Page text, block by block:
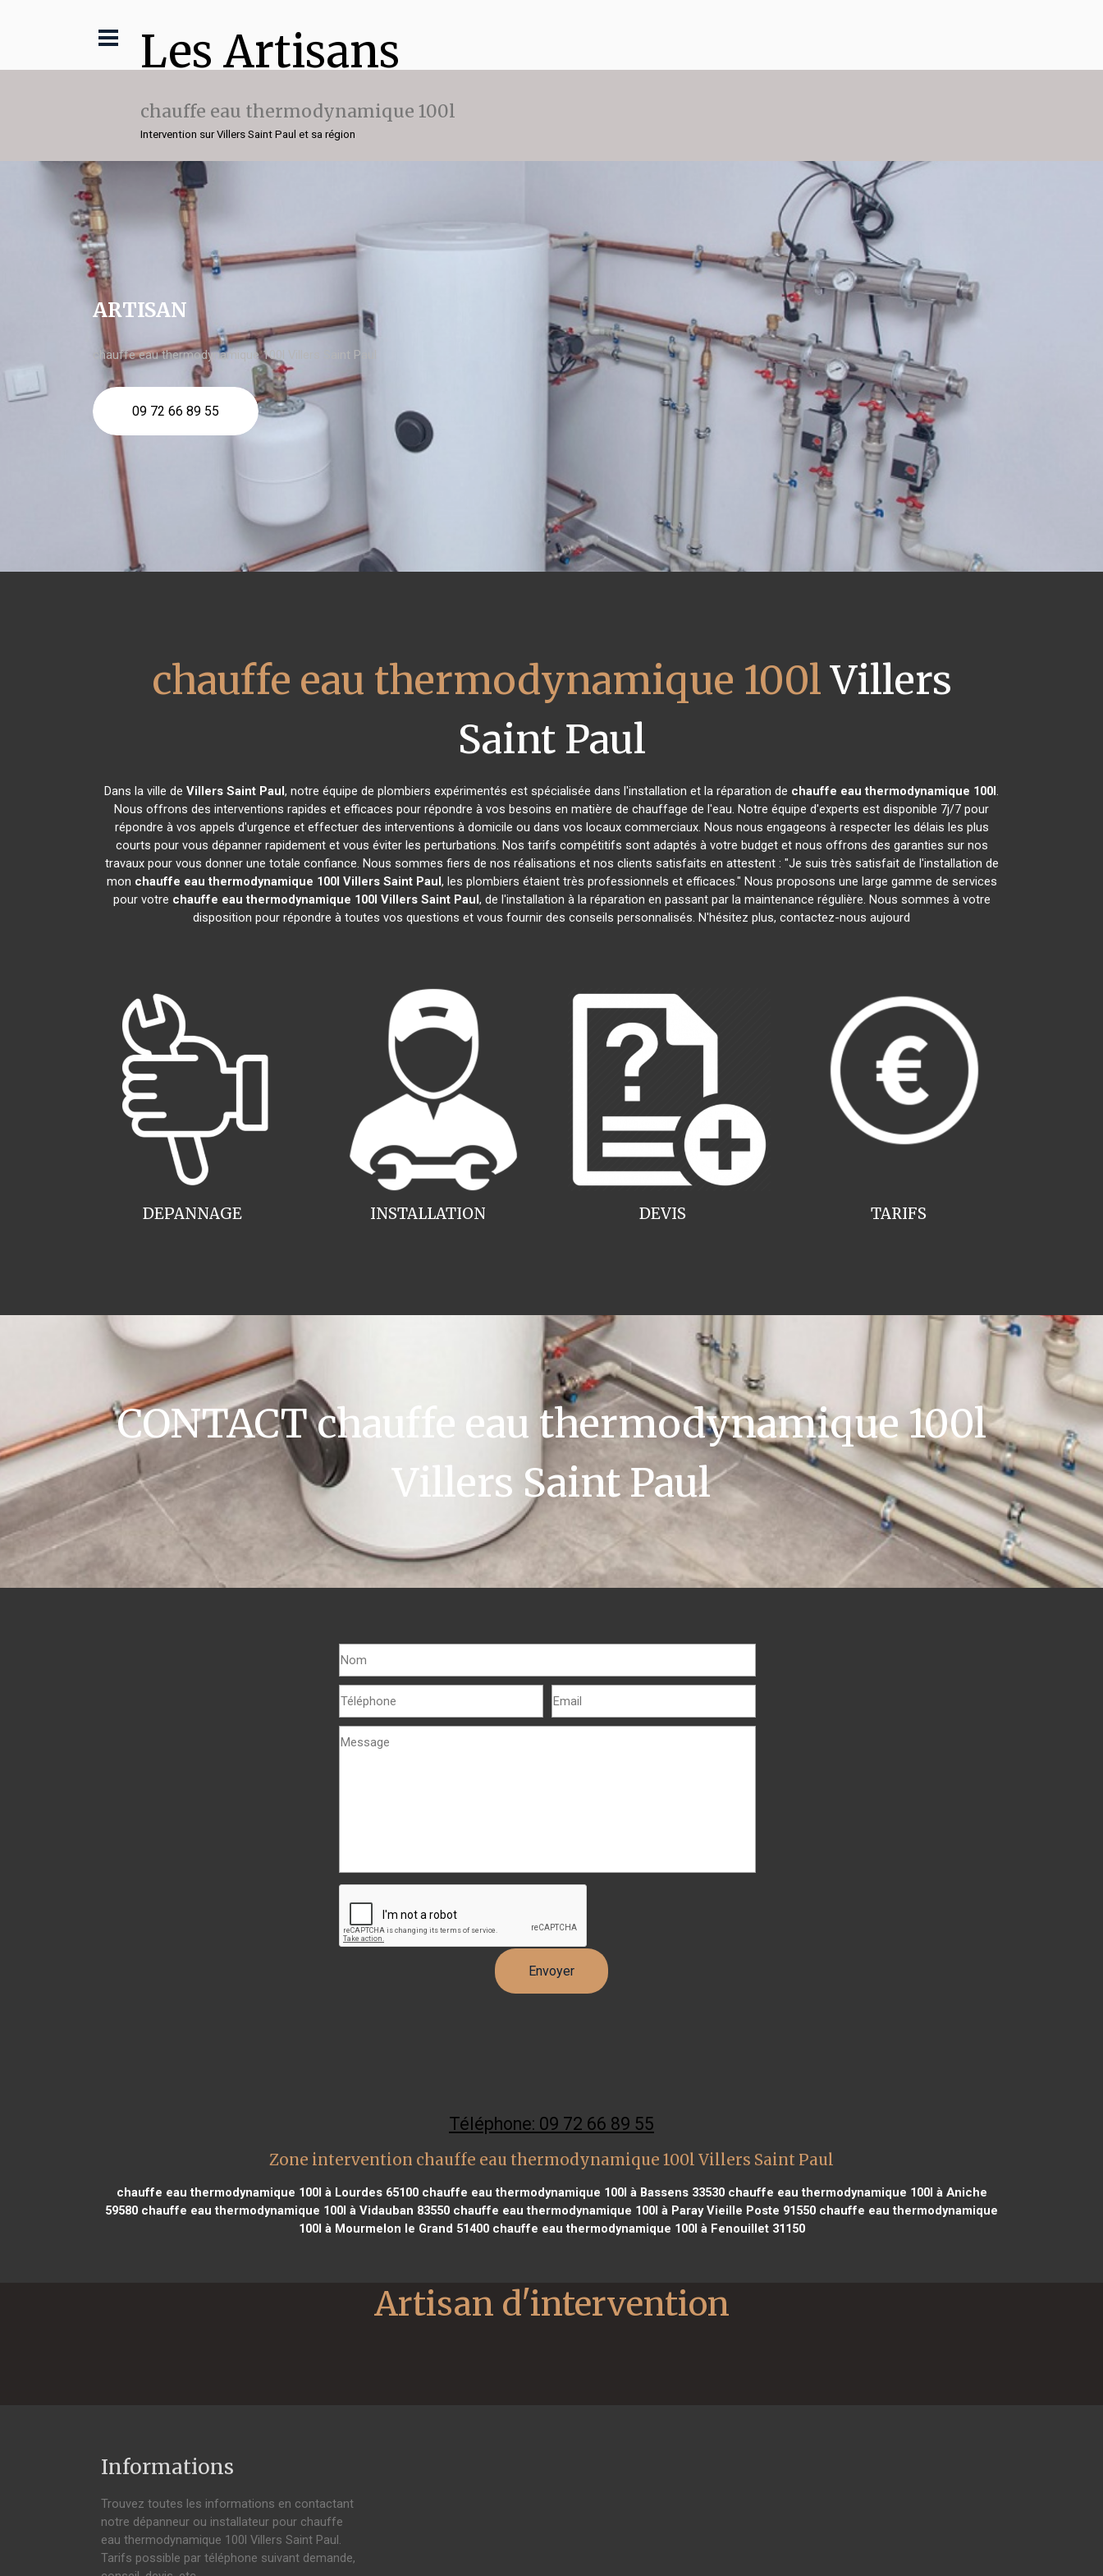
Les Artisans
chauffe eau thermodynamique 100l
Intervention sur Villers Saint Paul et sa région
ARTISAN
chauffe eau thermodynamique 100l Villers Saint Paul
09 72 66 89 55
chauffe eau thermodynamique 100lVillers
Saint Paul
Dans la ville de Villers Saint Paul, notre équipe de plombiers expérimentés est spécialisée dans l'installation et la réparation de chauffe eau thermodynamique 100l.
Nous offrons des interventions rapides et efficaces pour répondre à vos besoins en matière de chauffage de l'eau. Notre équipe d'experts est disponible 7j/7 pour
répondre à vos appels d'urgence et effectuer des interventions à domicile ou dans vos locaux commerciaux. Nous nous engageons à respecter les délais les plus
courts pour vous dépanner rapidement et vous éviter les perturbations. Nos tarifs compétitifs sont adaptés à votre budget et nous offrons des garanties sur nos
travaux pour vous donner une totale confiance. Nous sommes fiers de nos réalisations et nos clients satisfaits en attestent : "Je suis très satisfait de l'installation de
mon chauffe eau thermodynamique 100l Villers Saint Paul, les plombiers étaient très professionnels et efficaces." Nous proposons une large gamme de services
pour votre chauffe eau thermodynamique 100l Villers Saint Paul, de l'installation à la réparation en passant par la maintenance régulière. Nous sommes à votre
disposition pour répondre à toutes vos questions et vous fournir des conseils personnalisés. N'hésitez plus, contactez-nous aujourd
INSTALLATION
DEPANNAGE TARIFS
DEVIS
CONTACT chauffe eau thermodynamique 100l
Villers Saint Paul
Téléphone: 09 72 66 89 55
Zone intervention chauffe eau thermodynamique 100l Villers Saint Paul
chauffe eau thermodynamique 100l à Lourdes 65100chauffe eau thermodynamique 100l à Bassens 33530chauffe eau thermodynamique 100l à Aniche
59580 chauffe eau thermodynamique 100l à Vidauban 83550 chauffe eau thermodynamique 100l à Paray Vieille Poste 91550 chauffe eau thermodynamique
100l à Mourmelon le Grand 51400chauffe eau thermodynamique 100l à Fenouillet 31150
Informations
Trouvez toutes les informations en contactant
notre dépanneur ou installateur pour chauffe
eau thermodynamique 100l Villers Saint Paul.
Tarifs possible par téléphone suivant demande,
Artisan d'intervention